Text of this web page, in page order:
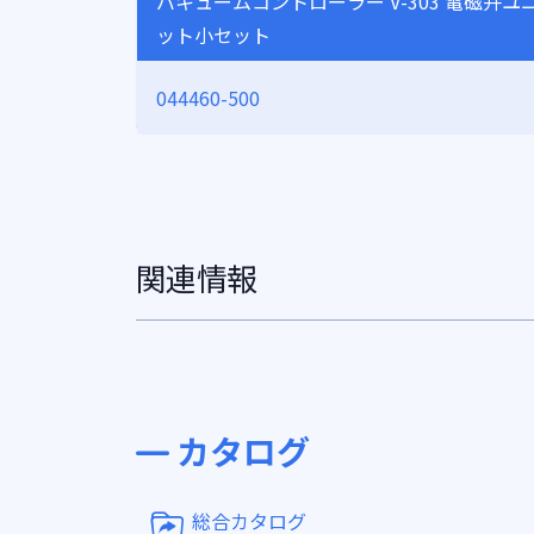
ット小セット
044460-500
関連情報
カタログ
総合カタログ